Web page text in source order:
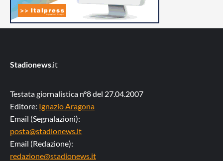
Stadionews.it
Testata giornalistica n°8 del 27.04.2007
Editore: Ignazio Aragona
Email (Segnalazioni):
posta@stadionews.it
Email (Redazione):
redazione@stadionews.it